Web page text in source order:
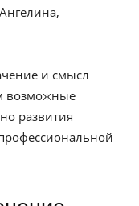
и смысл
возможные
развития